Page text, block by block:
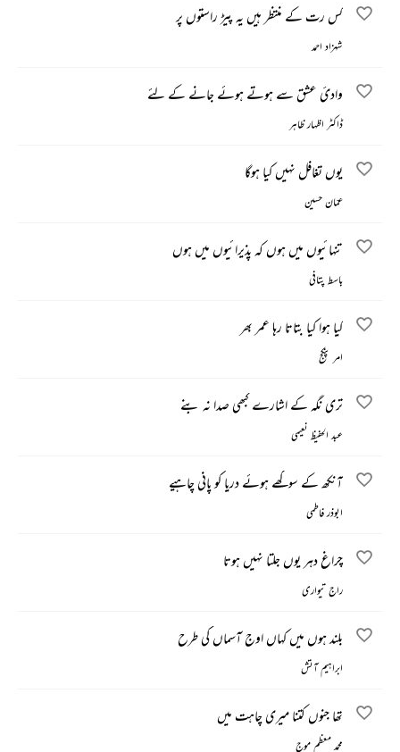
کس رت کے منتظر ہیں یہ پیڑ راستوں پر
شہزاد احمد
وادیٔ عشق سے ہوتے ہوئے جانے کے لئے
ڈاکٹر اظہار ظاہر
یوں تغافل نہیں کیا ہوگا
عمّان حسین
تنہائیوں میں ہوں کہ پذیرائیوں میں ہوں
باسط پتافی
کیا ہوا کیا بتاتا رہا عمر بھر
امر پنکج
تری نگہ کے اشارے کبھی صدا نہ بنے
عبد الحفیظ نعیمی
آنکھ کے سوکھے ہوئے دریا کو پانی چاہیے
ابوذر فاطمی
چراغ دہر یوں جلتا نہیں ہوتا
راج تیواری
بلند ہوں میں کہاں اوج آسماں کی طرح
ابراہیم آتش
تھا جنوں کتنا میری چاہت میں
محمد معظم موج